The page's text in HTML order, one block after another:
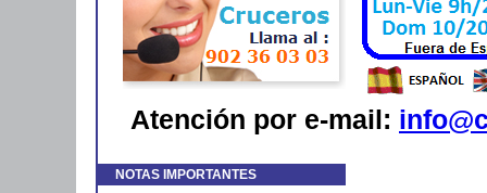
Atención por e-mail:
NOTAS IMPORTANTES